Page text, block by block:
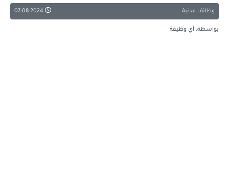
وظائف مدنية
بواسطة: أي وظيفة